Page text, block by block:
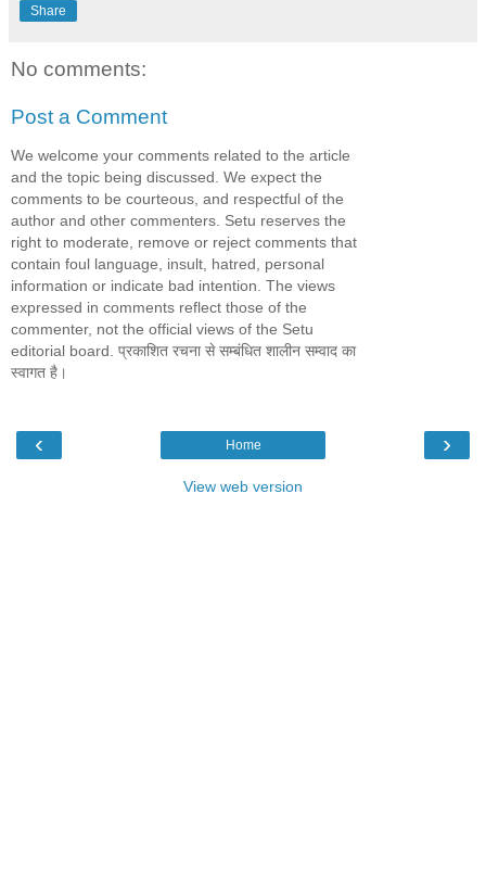
Share
No comments:
Post a Comment
We welcome your comments related to the article
and the topic being discussed. We expect the
comments to be courteous, and respectful of the
author and other commenters. Setu reserves the
right to moderate, remove or reject comments that
contain foul language, insult, hatred, personal
information or indicate bad intention. The views
expressed in comments reflect those of the
commenter, not the official views of the Setu
editorial board. प्रकाशित रचना से सम्बंधित शालीन सम्वाद का
स्वागत है।
‹ ›
Home
View web version